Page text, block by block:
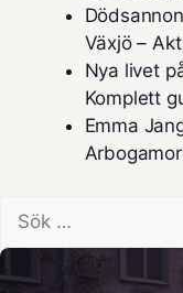
Växjö –
Nya livet
Komplett
Emma
efter: